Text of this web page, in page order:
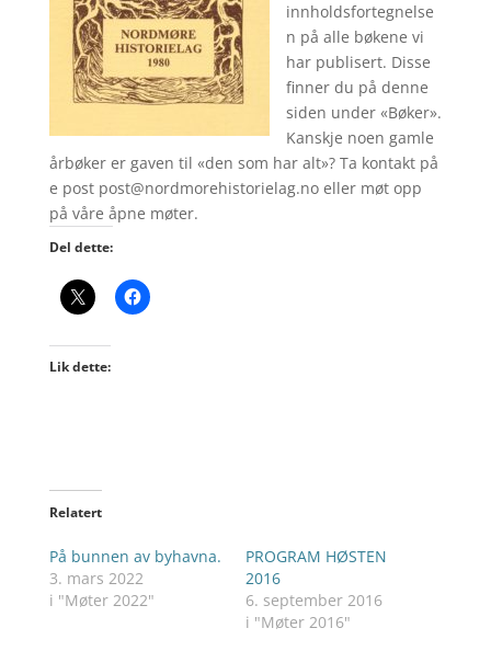
innholdsfortegnelse
n på alle bøkene vi
har publisert. Disse
finner du på denne
siden under «Bøker».
Kanskje noen gamle
årbøker er gaven til «den som har alt»? Ta kontakt på
e post post@nordmorehistorielag.no eller møt opp
på våre åpne møter.
Del dette:
Lik dette:
Relatert
På bunnen av byhavna.
3. mars 2022
i "Møter 2022"
PROGRAM HØSTEN
2016
6. september 2016
i "Møter 2016"